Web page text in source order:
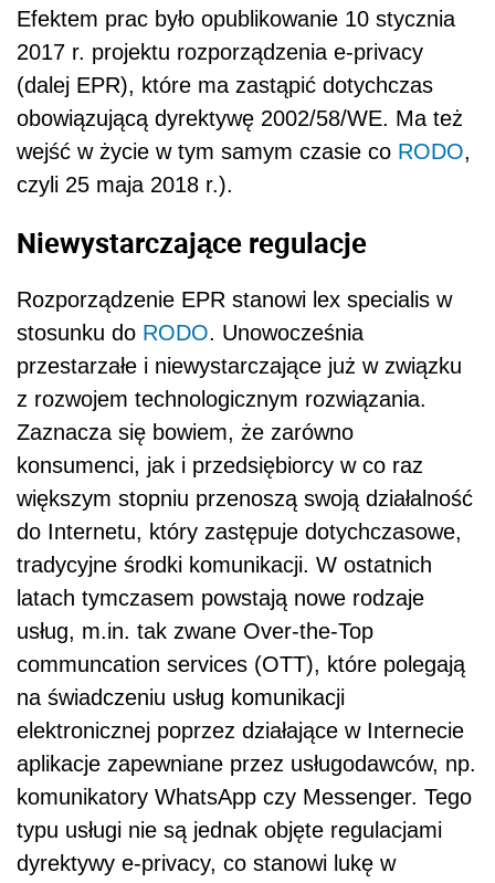
Efektem prac było opublikowanie 10 stycznia
2017 r. projektu rozporządzenia e-privacy
(dalej EPR), które ma zastąpić dotychczas
obowiązującą dyrektywę 2002/58/WE. Ma też
wejść w życie w tym samym czasie co RODO,
czyli 25 maja 2018 r.).
Niewystarczające regulacje
Rozporządzenie EPR stanowi lex specialis w
stosunku do RODO. Unowocześnia
przestarzałe i niewystarczające już w związku
z rozwojem technologicznym rozwiązania.
Zaznacza się bowiem, że zarówno
konsumenci, jak i przedsiębiorcy w co raz
większym stopniu przenoszą swoją działalność
do Internetu, który zastępuje dotychczasowe,
tradycyjne środki komunikacji. W ostatnich
latach tymczasem powstają nowe rodzaje
usług, m.in. tak zwane Over-the-Top
communcation services (OTT), które polegają
na świadczeniu usług komunikacji
elektronicznej poprzez działające w Internecie
aplikacje zapewniane przez usługodawców, np.
komunikatory WhatsApp czy Messenger. Tego
typu usługi nie są jednak objęte regulacjami
dyrektywy e-privacy, co stanowi lukę w